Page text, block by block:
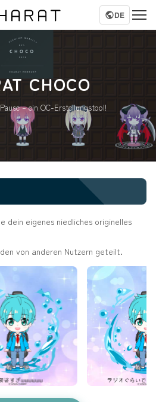
DE
CHOCO
– ein OC-Erstellungstool!
dein eigenes niedliches originelles
von anderen Nutzern geteilt.